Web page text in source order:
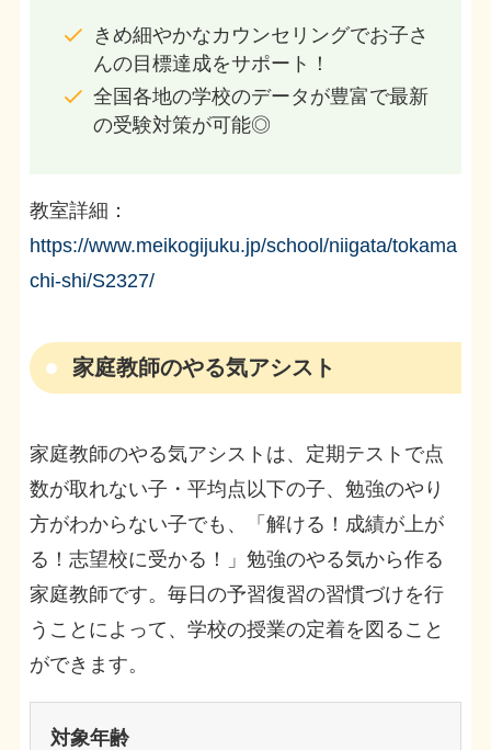
きめ細やかなカウンセリングでお子さ
んの目標達成をサポート！
全国各地の学校のデータが豊富で最新
の受験対策が可能◎
教室詳細：
https://www.meikogijuku.jp/school/niigata/tokama
chi-shi/S2327/
家庭教師のやる気アシスト
家庭教師のやる気アシストは、定期テストで点
数が取れない子・平均点以下の子、勉強のやり
方がわからない子でも、「解ける！成績が上が
る！志望校に受かる！」勉強のやる気から作る
家庭教師です。毎日の予習復習の習慣づけを行
うことによって、学校の授業の定着を図ること
ができます。
対象年齢